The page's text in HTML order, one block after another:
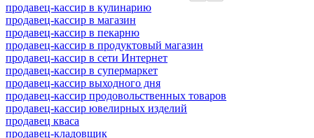
продавец-кассир в кулинарию
продавец-кассир в магазин
продавец-кассир в пекарню
продавец-кассир в продуктовый магазин
продавец-кассир в сети Интернет
продавец-кассир в супермаркет
продавец-кассир выходного дня
продавец-кассир продовольственных товаров
продавец-кассир ювелирных изделий
продавец кваса
продавец-кладовщик